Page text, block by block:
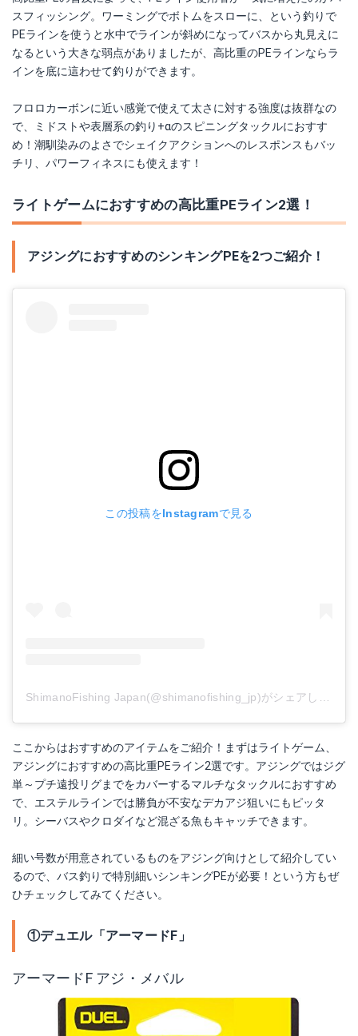
スフィッシング。ワーミングでボトムをスローに、という釣りで
PEラインを使うと水中でラインが斜めになってバスから丸見えに
なるという大きな弱点がありましたが、高比重のPEラインならラ
インを底に這わせて釣りができます。
フロロカーボンに近い感覚で使えて太さに対する強度は抜群なの
で、ミドストや表層系の釣り+αのスピニングタックルにおすす
め！潮馴染みのよさでシェイクアクションへのレスポンスもバッ
チリ、パワーフィネスにも使えます！
ライトゲームにおすすめの高比重PEライン2選！
アジングにおすすめのシンキングPEを2つご紹介！
この投稿をInstagramで見る
ShimanoFishing Japan(@shimanofishing_jp)がシェアした投稿
ここからはおすすめのアイテムをご紹介！まずはライトゲーム、
アジングにおすすめの高比重PEライン2選です。アジングではジグ
単～プチ遠投リグまでをカバーするマルチなタックルにおすすめ
で、エステルラインでは勝負が不安なデカアジ狙いにもピッタ
リ。シーバスやクロダイなど混ざる魚もキャッチできます。
細い号数が用意されているものをアジング向けとして紹介してい
るので、バス釣りで特別細いシンキングPEが必要！という方もぜ
ひチェックしてみてください。
①デュエル「アーマードF」
アーマードF アジ・メバル